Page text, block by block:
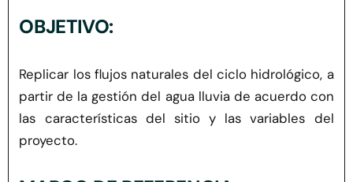
Usuario de Vivienda
OBJETIVO:
Replicar los flujos naturales del ciclo hidrológico, a
partir de la gestión del agua lluvia de acuerdo con
las características del sitio y las variables del
proyecto.